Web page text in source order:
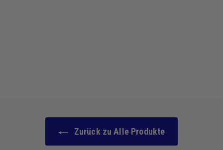
Zurück zu Alle Produkte